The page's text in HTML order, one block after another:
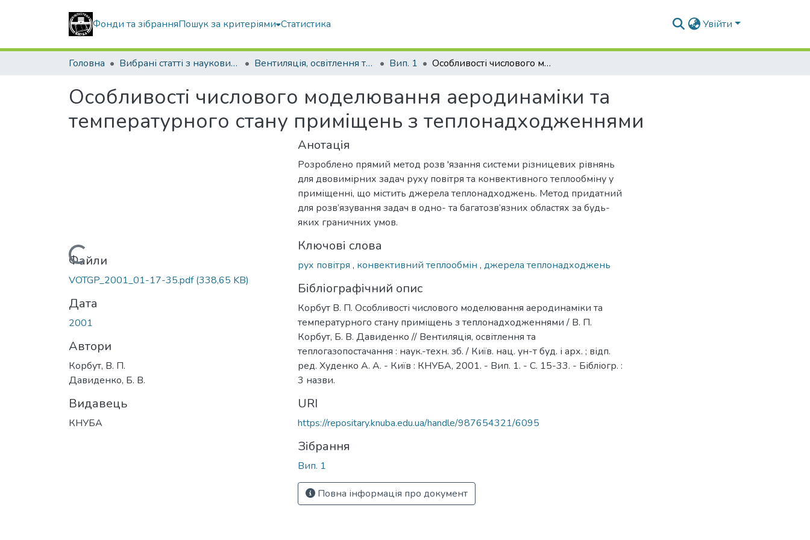
Фонди та зібранняПошук за критеріями Статистика Увійти
Головна Вибрані статті з наукових збірників КНУБА Вентиляція, освітлення та теплогазопостачання Вип. 1 Особливості числового моделювання аеродинаміки та температурного стану приміщень з теплонадходженнями
Особливості числового моделювання аеродинаміки та
температурного стану приміщень з теплонадходженнями
Вантажиться...
Файли
VOTGP_2001_01-17-35.pdf(338,65 KB)
Дата
2001
Автори
Корбут, В. П.
Давиденко, Б. В.
Видавець
КНУБА
Анотація
Розроблено прямий метод розв 'язання системи різницевих рівнянь
для двовимірних задач руху повітря та конвективного теплообміну у
приміщенні, що містить джерела теплонадходжень. Метод придатний
для розв’язування задач в одно- та багатозв’язних областях за будь-
яких граничних умов.
Ключові слова
рух повітря , конвективний теплообмін , джерела теплонадходжень
Бібліографічний опис
Корбут В. П. Особливості числового моделювання аеродинаміки та
температурного стану приміщень з теплонадходженнями / В. П.
Корбут, Б. В. Давиденко // Вентиляція, освітлення та
теплогазопостачання : наук.-техн. зб. / Київ. нац. ун-т буд. і арх. ; відп.
ред. Худенко А. А. - Київ : КНУБА, 2001. - Вип. 1. - С. 15-33. - Бібліогр. :
3 назви.
URI
https://repositary.knuba.edu.ua/handle/987654321/6095
Зібрання
Вип. 1
Повна інформація про документ